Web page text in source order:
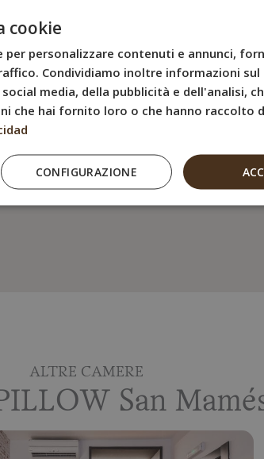
• Bagno privato
• Prodotti per il
• Asciugacapelli
• Bollitore elettrico
• Pavimento in
ALTRE CAMERE
San
cookie
personalizzare contenuti e annunci,
Condividiamo inoltre informazioni
media, della pubblicità e dell'analisi,
che hai fornito loro o che hanno raccolto
CONFIGURAZIONE